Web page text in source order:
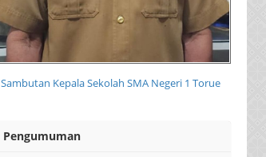
Sambutan Kepala Sekolah SMA Negeri 1 Torue
Pengumuman